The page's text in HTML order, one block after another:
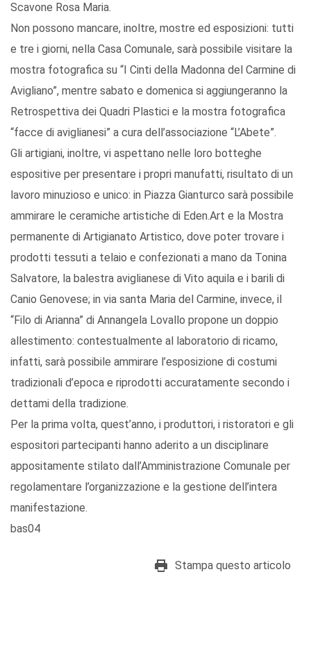
Scavone Rosa Maria.
Non possono mancare, inoltre, mostre ed esposizioni: tutti
e tre i giorni, nella Casa Comunale, sarà possibile visitare la
mostra fotografica su “I Cinti della Madonna del Carmine di
Avigliano”, mentre sabato e domenica si aggiungeranno la
Retrospettiva dei Quadri Plastici e la mostra fotografica
“facce di aviglianesi” a cura dell’associazione “L’Abete”.
Gli artigiani, inoltre, vi aspettano nelle loro botteghe
espositive per presentare i propri manufatti, risultato di un
lavoro minuzioso e unico: in Piazza Gianturco sarà possibile
ammirare le ceramiche artistiche di Eden.Art e la Mostra
permanente di Artigianato Artistico, dove poter trovare i
prodotti tessuti a telaio e confezionati a mano da Tonina
Salvatore, la balestra aviglianese di Vito aquila e i barili di
Canio Genovese; in via santa Maria del Carmine, invece, il
“Filo di Arianna” di Annangela Lovallo propone un doppio
allestimento: contestualmente al laboratorio di ricamo,
infatti, sarà possibile ammirare l’esposizione di costumi
tradizionali d’epoca e riprodotti accuratamente secondo i
dettami della tradizione.
Per la prima volta, quest’anno, i produttori, i ristoratori e gli
espositori partecipanti hanno aderito a un disciplinare
appositamente stilato dall’Amministrazione Comunale per
regolamentare l’organizzazione e la gestione dell’intera
manifestazione.
bas04
Stampa questo articolo